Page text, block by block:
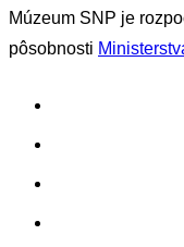
Múzeum SNP je
pôsobnosti